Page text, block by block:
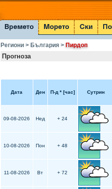
Региони > България>Пирдоп
Прогноза
Дата Ден П-д *[час] Сутрин
09-08-2026 Нед + 24
10-08-2026 Пон + 48
11-08-2026 Вт + 72